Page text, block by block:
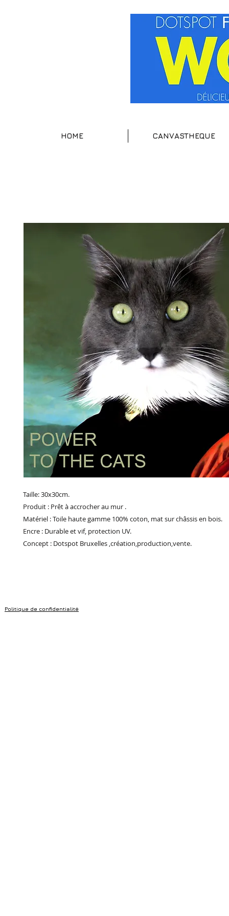
HOME CANVASTHEQUE
Taille: 30x30cm.
Produit : Prêt à accrocher au mur .
Matériel : Toile haute gamme 100% coton, mat sur châssis en bois.
Encre : Durable et vif, protection UV.
Concept : Dotspot Bruxelles ,création,production,vente.
Politique de confidentialité